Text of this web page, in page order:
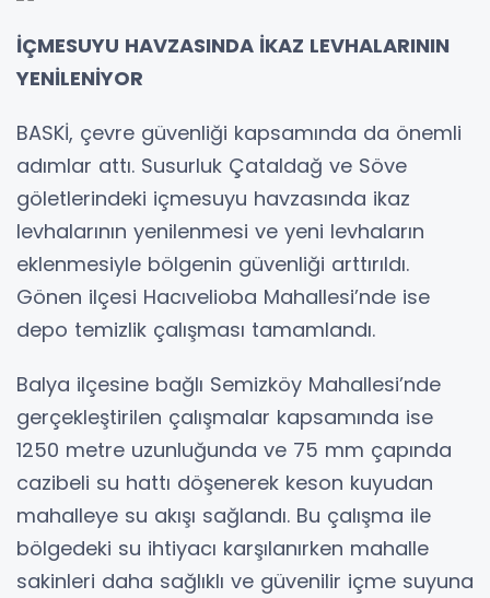
İÇMESUYU HAVZASINDA İKAZ LEVHALARININ
YENİLENİYOR
BASKİ, çevre güvenliği kapsamında da önemli
adımlar attı. Susurluk Çataldağ ve Söve
göletlerindeki içmesuyu havzasında ikaz
levhalarının yenilenmesi ve yeni levhaların
eklenmesiyle bölgenin güvenliği arttırıldı.
Gönen ilçesi Hacıvelioba Mahallesi’nde ise
depo temizlik çalışması tamamlandı.
Balya ilçesine bağlı Semizköy Mahallesi’nde
gerçekleştirilen çalışmalar kapsamında ise
1250 metre uzunluğunda ve 75 mm çapında
cazibeli su hattı döşenerek keson kuyudan
mahalleye su akışı sağlandı. Bu çalışma ile
bölgedeki su ihtiyacı karşılanırken mahalle
sakinleri daha sağlıklı ve güvenilir içme suyuna